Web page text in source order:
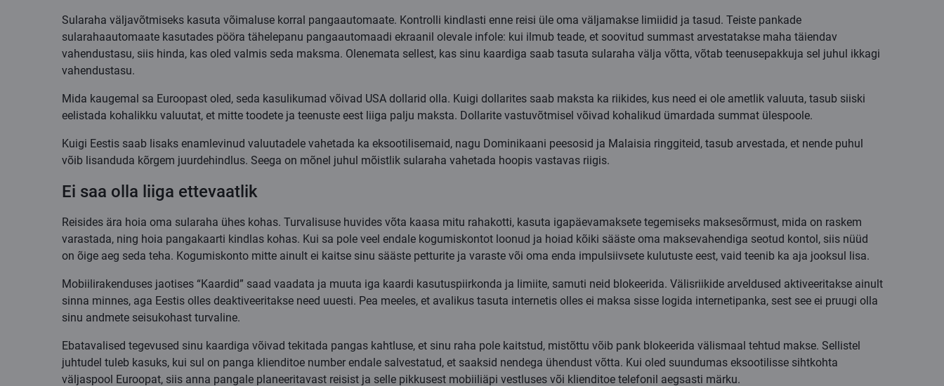
Sularaha väljavõtmiseks kasuta võimaluse korral pangaautomaate. Kontrolli kindlasti enne reisi üle oma väljamakse limiidid ja tasud. Teiste pankade
sularahaautomaate kasutades pööra tähelepanu pangaautomaadi ekraanil olevale infole: kui ilmub teade, et soovitud summast arvestatakse maha täiendav
vahendustasu, siis hinda, kas oled valmis seda maksma. Olenemata sellest, kas sinu kaardiga saab tasuta sularaha välja võtta, võtab teenusepakkuja sel juhul ikkagi
vahendustasu.
Mida kaugemal sa Euroopast oled, seda kasulikumad võivad USA dollarid olla. Kuigi dollarites saab maksta ka riikides, kus need ei ole ametlik valuuta, tasub siiski
eelistada kohalikku valuutat, et mitte toodete ja teenuste eest liiga palju maksta. Dollarite vastuvõtmisel võivad kohalikud ümardada summat ülespoole.
Kuigi Eestis saab lisaks enamlevinud valuutadele vahetada ka eksootilisemaid, nagu Dominikaani peesosid ja Malaisia ringgiteid, tasub arvestada, et nende puhul
võib lisanduda kõrgem juurdehindlus. Seega on mõnel juhul mõistlik sularaha vahetada hoopis vastavas riigis.
Ei saa olla liiga ettevaatlik
Reisides ära hoia oma sularaha ühes kohas. Turvalisuse huvides võta kaasa mitu rahakotti, kasuta igapäevamaksete tegemiseks maksesõrmust, mida on raskem
varastada, ning hoia pangakaarti kindlas kohas. Kui sa pole veel endale kogumiskontot loonud ja hoiad kõiki sääste oma maksevahendiga seotud kontol, siis nüüd
on õige aeg seda teha. Kogumiskonto mitte ainult ei kaitse sinu sääste petturite ja varaste või oma enda impulsiivsete kulutuste eest, vaid teenib ka aja jooksul lisa.
Mobiilirakenduses jaotises “Kaardid” saad vaadata ja muuta iga kaardi kasutuspiirkonda ja limiite, samuti neid blokeerida. Välisriikide arveldused aktiveeritakse ainult
sinna minnes, aga Eestis olles deaktiveeritakse need uuesti. Pea meeles, et avalikus tasuta internetis olles ei maksa sisse logida internetipanka, sest see ei pruugi olla
sinu andmete seisukohast turvaline.
Ebatavalised tegevused sinu kaardiga võivad tekitada pangas kahtluse, et sinu raha pole kaitstud, mistõttu võib pank blokeerida välismaal tehtud makse. Sellistel
juhtudel tuleb kasuks, kui sul on panga klienditoe number endale salvestatud, et saaksid nendega ühendust võtta. Kui oled suundumas eksootilisse sihtkohta
väljaspool Euroopat, siis anna pangale planeeritavast reisist ja selle pikkusest mobiiliäpi vestluses või klienditoe telefonil aegsasti märku.